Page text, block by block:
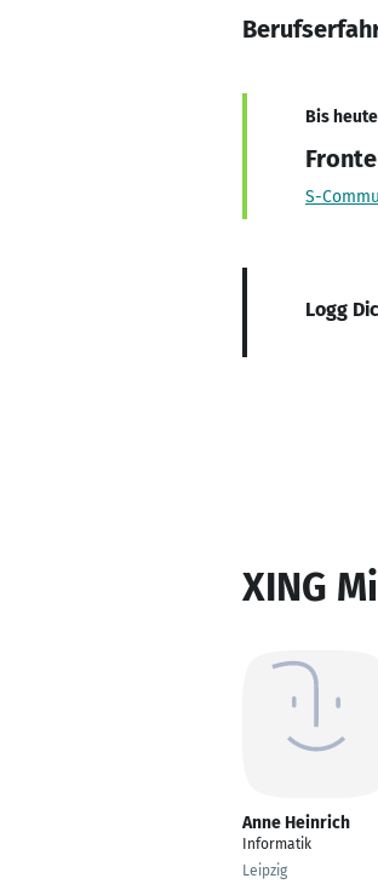
Bis heute
S-
Logg
XING
Anne Heinrich
Informatik
Leipzig